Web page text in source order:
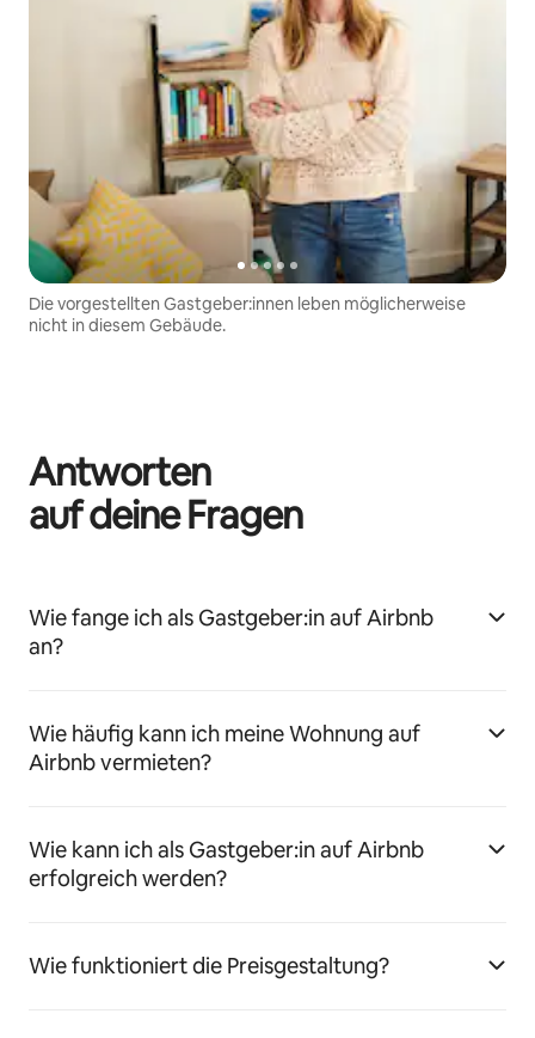
Die vorgestellten Gastgeber:innen leben möglicherweise
nicht in diesem Gebäude.
Antworten
auf deine Fragen
Wie fange ich als Gastgeber:in auf Airbnb
an?
Wie häufig kann ich meine Wohnung auf
Airbnb vermieten?
Wie kann ich als Gastgeber:in auf Airbnb
erfolgreich werden?
Wie funktioniert die Preisgestaltung?